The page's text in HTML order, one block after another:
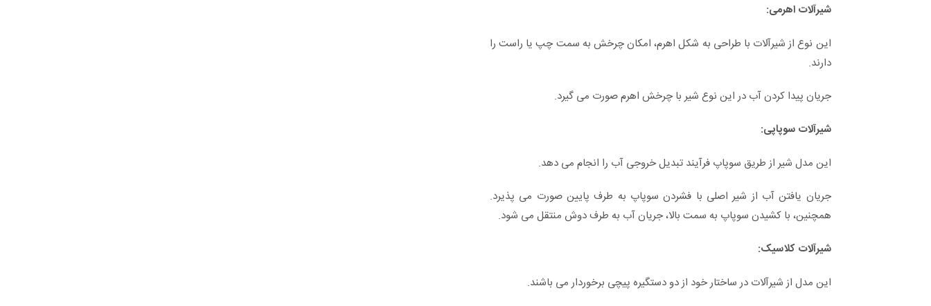
شیرآلات اهرمی:
این نوع از شیرآلات با طراحی به شکل اهرم، امکان چرخش به سمت چپ یا راست را
دارند.
جریان پیدا کردن آب در این نوع شیر با چرخش اهرم صورت می گیرد.
شیرآلات سوپاپی:
این مدل شیر از طریق سوپاپ فرآیند تبدیل خروجی آب را انجام می دهد.
جریان یافتن آب از شیر اصلی با فشردن سوپاپ به طرف پایین صورت می پذیرد.
همچنین، با کشیدن سوپاپ به سمت بالا، جریان آب به طرف دوش منتقل می شود.
شیرآلات کلاسیک:
این مدل از شیرآلات در ساختار خود از دو دستگیره پیچی برخوردار می باشند.